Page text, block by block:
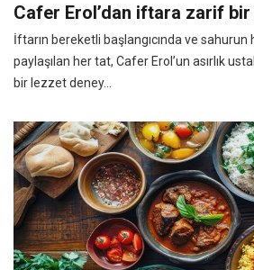
Cafer Erol’dan iftara zarif bir
İftarın bereketli başlangıcında ve sahurun
paylaşılan her tat, Cafer Erol’un asırlık
bir lezzet deney...